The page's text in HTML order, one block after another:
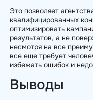
Это позволяет
квалифицированных
оптимизировать
результатов, а не
несмотря на все
все еще требует
избежать ошибок и
Выводы